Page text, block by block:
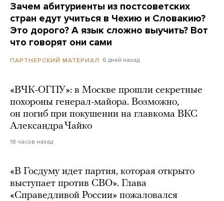
Зачем абитуриенты из постсоветских
стран едут учиться в Чехию и Словакию?
Это дорого? А язык сложно выучить? Вот
что говорят они сами
ПАРТНЕРСКИЙ МАТЕРИАЛ 6 дней назад
«ВЧК-ОГПУ»: в Москве прошли секретные
похороны генерал-майора. Возможно,
он погиб при покушении на главкома ВКС
Александра Чайко
18 часов назад
«В Госдуму идет партия, которая открыто
выступает против СВО». Глава
«Справедливой России» пожаловался